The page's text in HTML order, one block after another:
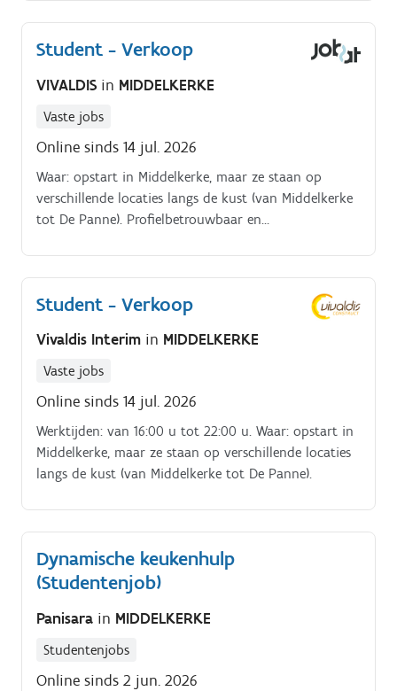
Student - Verkoop
VIVALDIS in MIDDELKERKE
Vaste jobs
Online sinds 14 jul. 2026
Waar: opstart in Middelkerke, maar ze staan op
verschillende locaties langs de kust (van Middelkerke
tot De Panne). Profielbetrouwbaar en
goede basis Franskunnen hoofdrekenenflexibel.
Student - Verkoop
Vivaldis Interim in MIDDELKERKE
Vaste jobs
Online sinds 14 jul. 2026
Werktijden: van 16:00 u tot 22:00 u. Waar: opstart in
Middelkerke, maar ze staan op verschillende locaties
langs de kust (van Middelkerke tot De Panne).
Dynamische keukenhulp
(Studentenjob)
Panisara in MIDDELKERKE
Studentenjobs
Online sinds 2 jun. 2026